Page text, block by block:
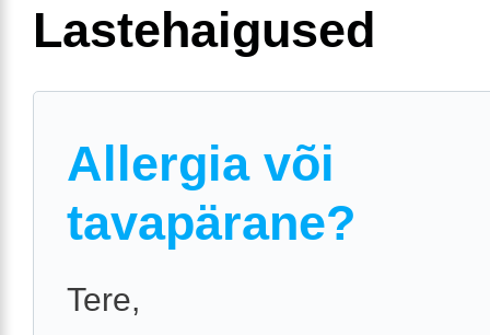
Lastehaigused
Allergia või
tavapärane?
Tere,